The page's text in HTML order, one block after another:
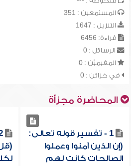
المستمعين : 351
التنزيل : 1647
قراءة: 6456
الرسائل : 0
المقيميّن : 0
في خزائن : 0
المحاضرة مجزأة
1 - تفسير قوله تعالى:
(إن الذين آمنوا وعملوا
الصالحات كانت لهم